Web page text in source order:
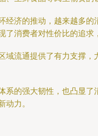
济的推动，越来越多
消费者对性价比的追求
流通提供了有力支撑
的强大韧性，也凸显
动力。